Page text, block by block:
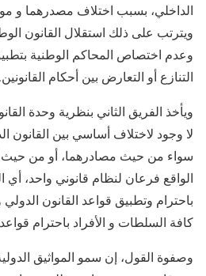
الداخلي، بسبب اختلاف مصدرهما و
ويترتب على ذلك استقلال القانون
وعدم اختصاص المحاكم الوطنية
التنازع أو التعارض بين أحكام القانونين.
ويأخذ الفريق الثاني بنظرية وحدة
لا وجود لاختلاف أساسي بين القانون
سواء من حيث مصادرهما، أو من حيث
الواقع فرعان لنظام قانوني واحد، أي
باحترام وتطبيق قواعد القانون
كافة السلطات و الأفراد باحترام
وصفوة القول، إن سمو المواثيق